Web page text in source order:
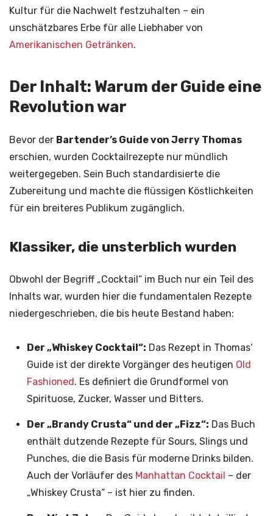
Kultur für die Nachwelt festzuhalten – ein
unschätzbares Erbe für alle Liebhaber von
Amerikanischen Getränken.
Der Inhalt: Warum der Guide eine
Revolution war
Bevor der Bartender’s Guide von Jerry Thomas
erschien, wurden Cocktailrezepte nur mündlich
weitergegeben. Sein Buch standardisierte die
Zubereitung und machte die flüssigen Köstlichkeiten
für ein breiteres Publikum zugänglich.
Klassiker, die unsterblich wurden
Obwohl der Begriff „Cocktail“ im Buch nur ein Teil des
Inhalts war, wurden hier die fundamentalen Rezepte
niedergeschrieben, die bis heute Bestand haben:
Der „Whiskey Cocktail“: Das Rezept in Thomas‘
Guide ist der direkte Vorgänger des heutigen Old
Fashioned. Es definiert die Grundformel von
Spirituose, Zucker, Wasser und Bitters.
Der „Brandy Crusta“ und der „Fizz“: Das Buch
enthält dutzende Rezepte für Sours, Slings und
Punches, die die Basis für moderne Drinks bilden.
Auch der Vorläufer des Manhattan Cocktail – der
„Whiskey Crusta“ – ist hier zu finden.